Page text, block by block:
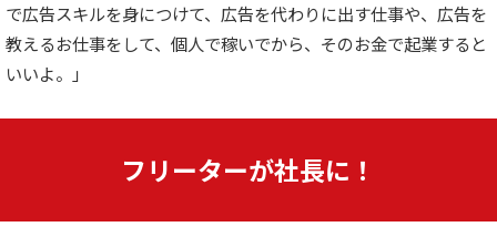
で広告スキルを身につけて、広告を代わりに出す仕事や、広告を
教えるお仕事をして、個人で稼いでから、そのお金で起業すると
いいよ。」
フリーターが社長に！